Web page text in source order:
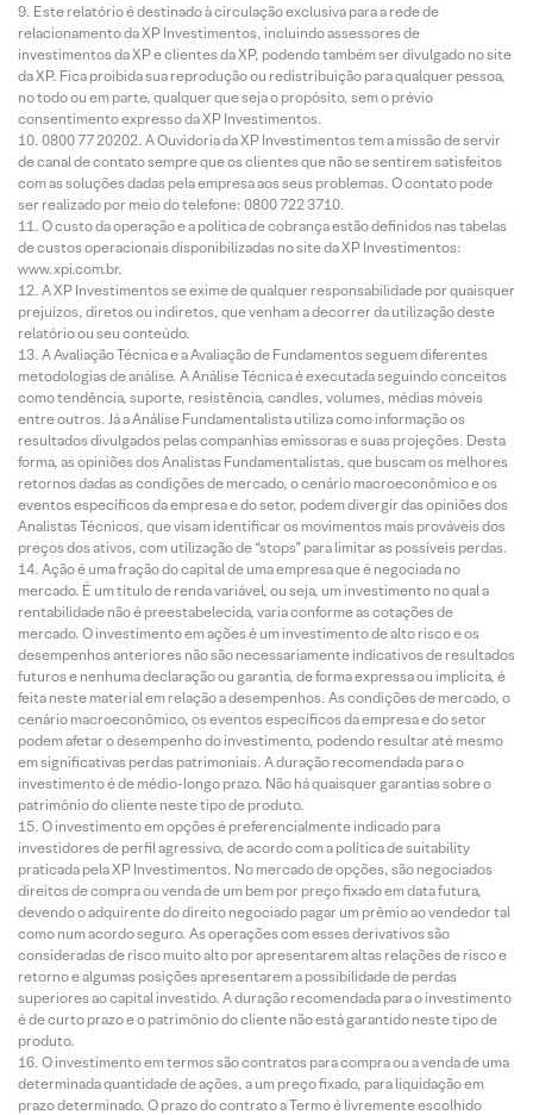
Este relatório é destinado à circulação exclusiva para a rede de
relacionamento da XP Investimentos, incluindo assessores de
investimentos da XP e clientes da XP, podendo também ser divulgado no site
da XP. Fica proibida sua reprodução ou redistribuição para qualquer pessoa,
no todo ou em parte, qualquer que seja o propósito, sem o prévio
consentimento expresso da XP Investimentos.
0800 77 20202. A Ouvidoria da XP Investimentos tem a missão de servir
de canal de contato sempre que os clientes que não se sentirem satisfeitos
com as soluções dadas pela empresa aos seus problemas. O contato pode
ser realizado por meio do telefone: 0800 722 3710.
O custo da operação e a política de cobrança estão definidos nas tabelas
de custos operacionais disponibilizadas no site da XP Investimentos:
www.xpi.com.br.
A XP Investimentos se exime de qualquer responsabilidade por quaisquer
prejuízos, diretos ou indiretos, que venham a decorrer da utilização deste
relatório ou seu conteúdo.
A Avaliação Técnica e a Avaliação de Fundamentos seguem diferentes
metodologias de análise. A Análise Técnica é executada seguindo conceitos
como tendência, suporte, resistência, candles, volumes, médias móveis
entre outros. Já a Análise Fundamentalista utiliza como informação os
resultados divulgados pelas companhias emissoras e suas projeções. Desta
forma, as opiniões dos Analistas Fundamentalistas, que buscam os melhores
retornos dadas as condições de mercado, o cenário macroeconômico e os
eventos específicos da empresa e do setor, podem divergir das opiniões dos
Analistas Técnicos, que visam identificar os movimentos mais prováveis dos
preços dos ativos, com utilização de “stops” para limitar as possíveis perdas.
Ação é uma fração do capital de uma empresa que é negociada no
mercado. É um título de renda variável, ou seja, um investimento no qual a
rentabilidade não é preestabelecida, varia conforme as cotações de
mercado. O investimento em ações é um investimento de alto risco e os
desempenhos anteriores não são necessariamente indicativos de resultados
futuros e nenhuma declaração ou garantia, de forma expressa ou implícita, é
feita neste material em relação a desempenhos. As condições de mercado, o
cenário macroeconômico, os eventos específicos da empresa e do setor
podem afetar o desempenho do investimento, podendo resultar até mesmo
em significativas perdas patrimoniais. A duração recomendada para o
investimento é de médio-longo prazo. Não há quaisquer garantias sobre o
patrimônio do cliente neste tipo de produto.
O investimento em opções é preferencialmente indicado para
investidores de perfil agressivo, de acordo com a política de suitability
praticada pela XP Investimentos. No mercado de opções, são negociados
direitos de compra ou venda de um bem por preço fixado em data futura,
devendo o adquirente do direito negociado pagar um prêmio ao vendedor tal
como num acordo seguro. As operações com esses derivativos são
consideradas de risco muito alto por apresentarem altas relações de risco e
retorno e algumas posições apresentarem a possibilidade de perdas
superiores ao capital investido. A duração recomendada para o investimento
é de curto prazo e o patrimônio do cliente não está garantido neste tipo de
produto.
O investimento em termos são contratos para compra ou a venda de uma
determinada quantidade de ações, a um preço fixado, para liquidação em
prazo determinado. O prazo do contrato a Termo é livremente escolhido